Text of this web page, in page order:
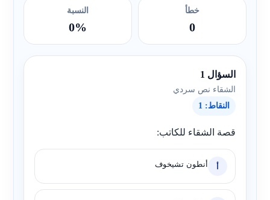
خطأ
0
النسبة
0%
السؤال 1
الشقاء نص سردي
النقاط: 1
قصة الشقاء للكاتب:
أ أنطون تشيخوف